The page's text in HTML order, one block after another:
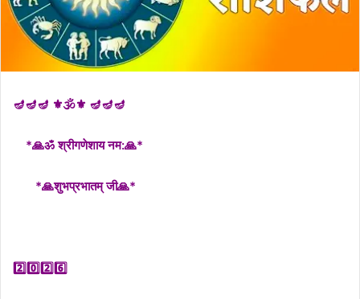
🪔🪔🪔 ⚜🕉⚜ 🪔🪔🪔
*🙏ॐ श्रीगणेशाय नम:🙏*
*🙏शुभप्रभातम् जी🙏*
2️⃣0️⃣2️⃣6️⃣